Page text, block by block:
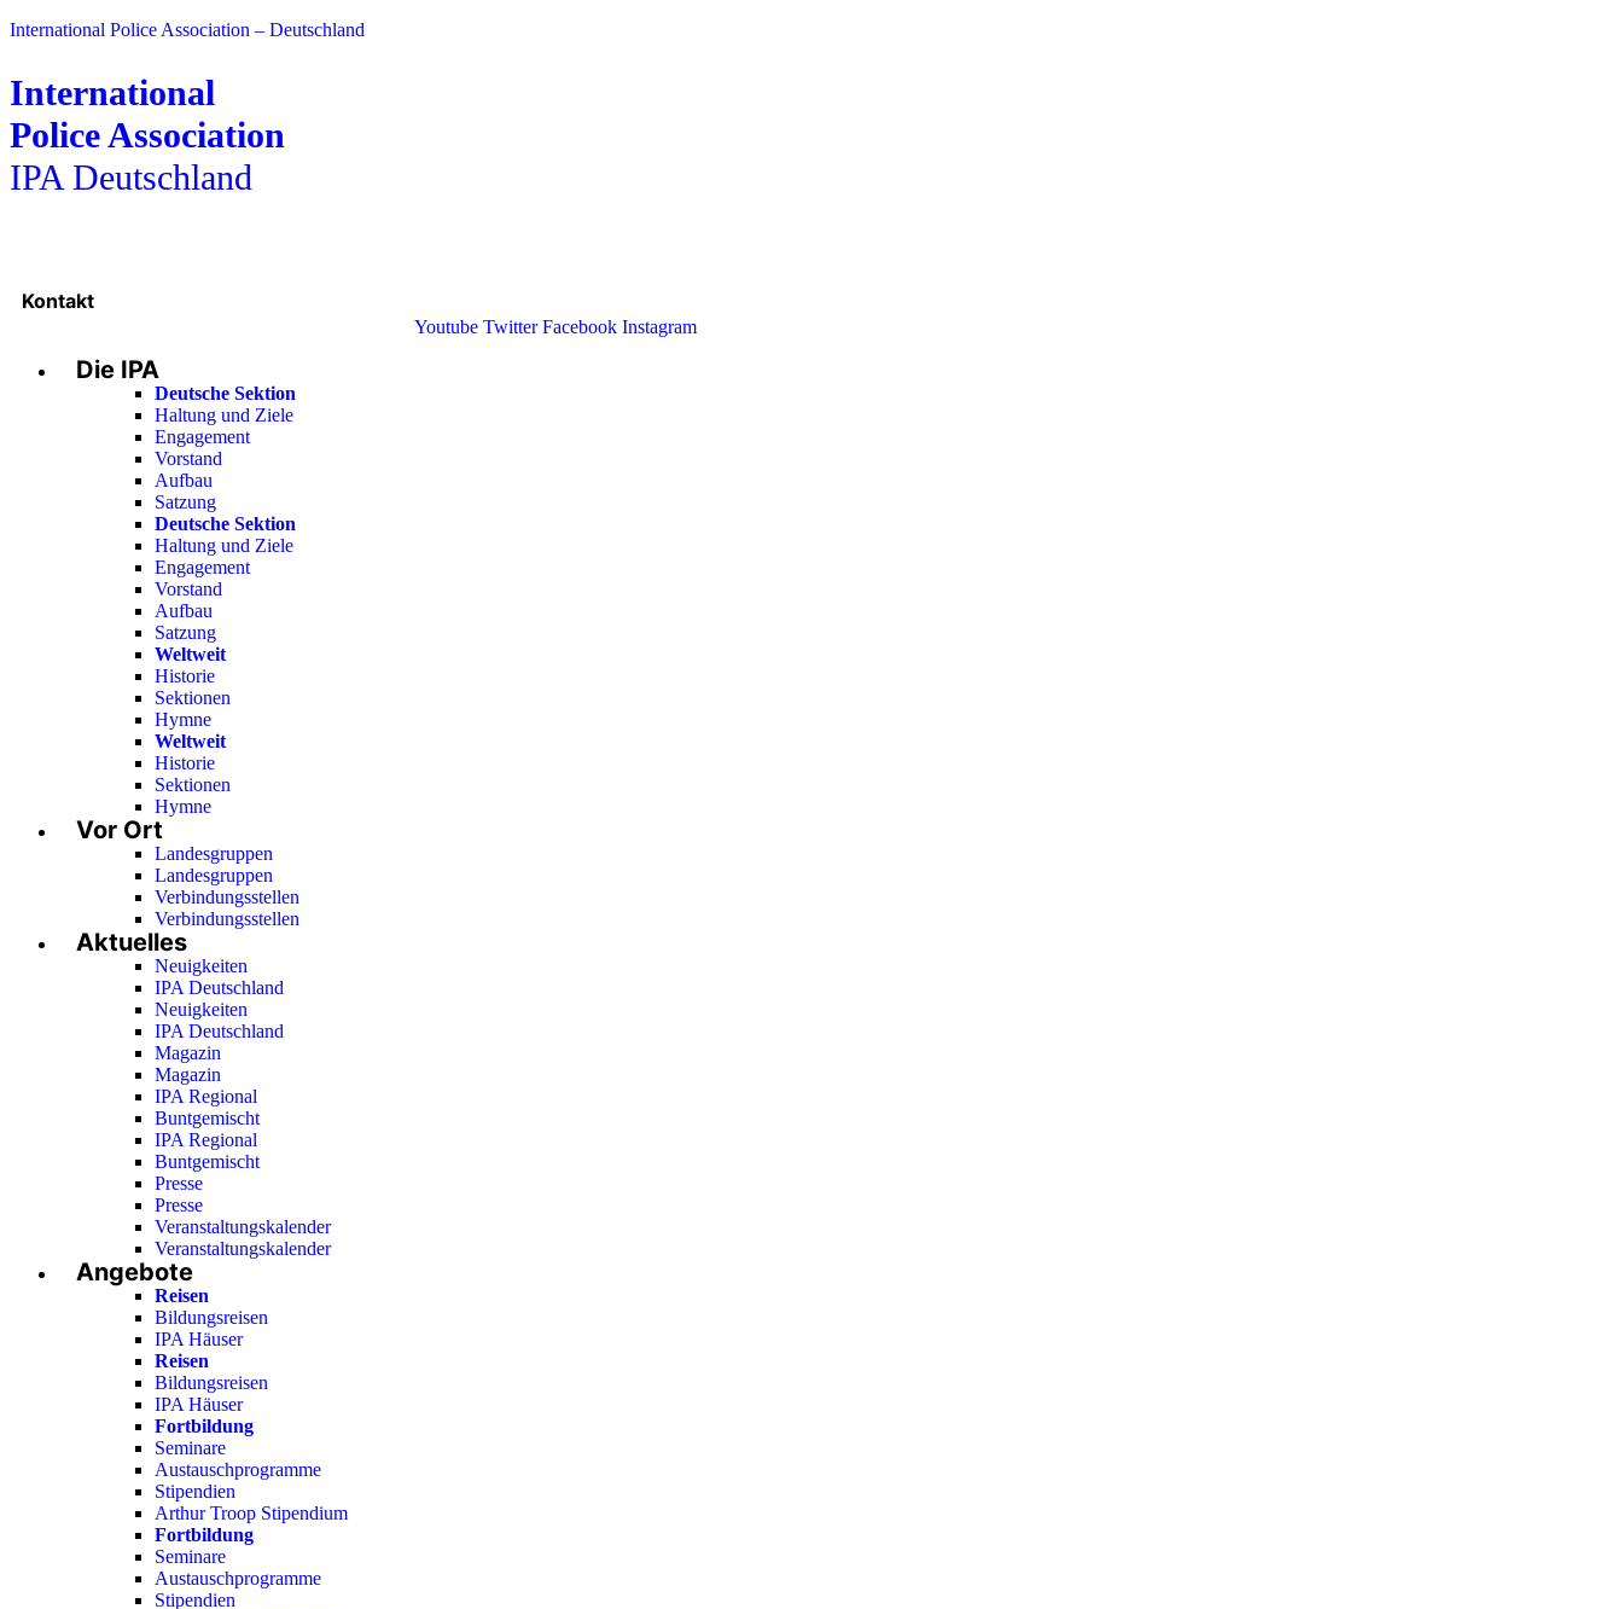
International Police Association – Deutschland
International
Police Association
IPA Deutschland
Kontakt
Youtube Twitter Facebook Instagram
Die IPA
Deutsche Sektion
Haltung und Ziele
Engagement
Vorstand
Aufbau
Satzung
Deutsche Sektion
Haltung und Ziele
Engagement
Vorstand
Aufbau
Satzung
Weltweit
Historie
Sektionen
Hymne
Weltweit
Historie
Sektionen
Hymne
Vor Ort
Landesgruppen
Landesgruppen
Verbindungsstellen
Verbindungsstellen
Aktuelles
Neuigkeiten
IPA Deutschland
Neuigkeiten
IPA Deutschland
Magazin
Magazin
IPA Regional
Buntgemischt
IPA Regional
Buntgemischt
Presse
Presse
Veranstaltungskalender
Veranstaltungskalender
Angebote
Reisen
Bildungsreisen
IPA Häuser
Reisen
Bildungsreisen
IPA Häuser
Fortbildung
Seminare
Austauschprogramme
Stipendien
Arthur Troop Stipendium
Fortbildung
Seminare
Austauschprogramme
Stipendien